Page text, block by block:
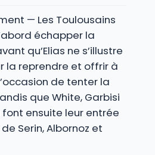
— Les Toulousains
échapper la
qu’Elias ne s’illustre
la reprendre et offrir à
de tenter la
que White, Garbisi
font ensuite leur entrée
Serin, Albornoz et